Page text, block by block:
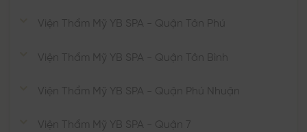
Viện Thẩm Mỹ YB SPA - Quận Tân Phú
Viện Thẩm Mỹ YB SPA - Quận Tân Bình
Viện Thẩm Mỹ YB SPA - Quận Phú Nhuận
Viện Thẩm Mỹ YB SPA - Quận 7